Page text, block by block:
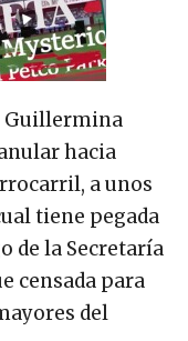
Guillermina
hacia
a unos
tiene pegada
de la Secretaría
censada para
del